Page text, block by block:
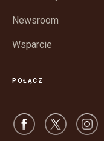
Newsroom
Wsparcie
POŁĄCZ